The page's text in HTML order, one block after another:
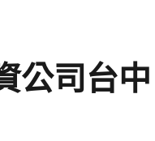
公司台中